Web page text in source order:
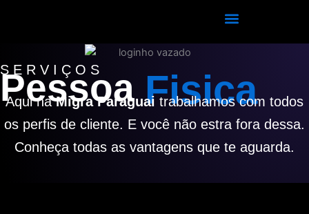
SERVIÇOS
Pessoa Fisica
Aqui naMigra Paraguai trabalhamos com todos
os perfis de cliente. E você não estra fora dessa.
Conheça todas as vantagens que te aguarda.